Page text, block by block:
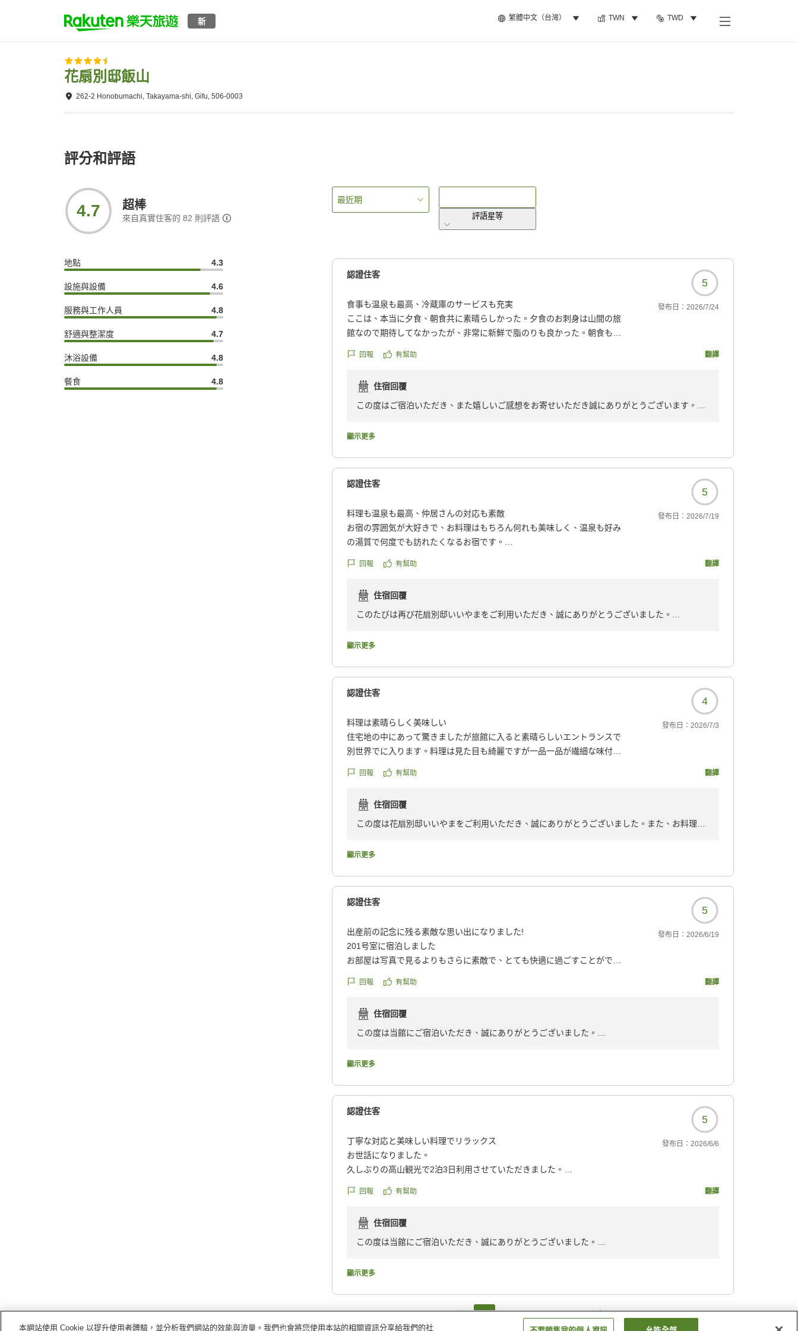
新 繁體中文（台灣） TWN TWD
花扇別邸飯山
262-2 Honobumachi, Takayama-shi, Gifu, 506-0003
評分和評語
4.7 超棒
來自真實住客的 82 則評語
地點 4.3
設施與設備 4.6
服務與工作人員 4.8
舒適與整潔度 4.7
沐浴設備 4.8
餐食 4.8
最近期
評語星等
認證住客
5
食事も温泉も最高、冷蔵庫のサービスも充実
ここは、本当に夕食、朝食共に素晴らしかった。夕食のお刺身は山間の旅
館なので期待してなかったが、非常に新鮮で脂のりも良かった。朝食も内
お風呂も大浴場の泉質がヌルヌルで肌がすべすべなりそうな感じで最高で
部屋には無料のソフトドリンク、ビールなどが冷蔵庫にあり、ありがたか
った^_^
クチコミの詳細はこちらから
reviewId=33123478187207
發布日： 2026/7/24
回報 有幫助 翻譯
住宿回覆
この度はご宿泊いただき、また嬉しいご感想をお寄せいただき誠にありがとうございます。お
らではの味覚をお楽しみいただけたことは、料理人にとっても何よりの励みでございます。
顯示更多
認證住客
5
料理も温泉も最高、仲居さんの対応も素敵
お宿の雰囲気が大好きで、お料理はもちろん何れも美味しく、温泉も好み
の湯質で何度でも訪れたくなるお宿です。
した。
https://review.travel.rakuten.co.jp/hotel/voice/53326?
reviewId=33123478146955
發布日： 2026/7/19
回報 有幫助 翻譯
住宿回覆
このたびは再び花扇別邸いいやまをご利用いただき、誠にありがとうございました。
葉を頂戴し、大変嬉しく存じます。また、係の接客につきましても温かいお言葉をいただき、
顯示更多
認證住客
4
料理は素晴らしく美味しい
住宅地の中にあって驚きましたが旅館に入ると素晴らしいエントランスで
別世界でに入ります。料理は見た目も綺麗ですが一品一品が繊細な味付け
た。飛騨の木にこだわった旅館ですが座椅子は硬くてゆったり感がなかっ
クチコミの詳細はこちらから
https://review.travel.rakuten.co.jp/hotel/voice/53326?
發布日： 2026/7/3
回報 有幫助 翻譯
住宿回覆
この度は花扇別邸いいやまをご利用いただき、誠にありがとうございました。また、お料理や
飛騨牛をはじめ、お料理をお楽しみいただけたご様子を大変嬉しく拝読いたしました。また、
またのお越しを心よりお待ち申し上げております。
顯示更多
認證住客
5
出産前の記念に残る素敵な思い出になりました!
201号室に宿泊しました
お部屋は写真で見るよりもさらに素敵で、とても快適に過ごすことができ
ろみのあるお湯が本当に気持ちよく、何度も入らせていただきました。
今回は出産前の最後の夫婦二人での旅行と、主人の30歳の誕生日を兼ねた
記念旅行でした。たくさんの宿をリサーチした中で、口コミの良さに惹か
るなど、最初から温かいおもてなしに感動しました。担当してくださった
せました。2日目の朝には、お茶の葉を温めた上品な香りがお部屋に広が
のお宿の魅力だと感じました。
妊娠中での宿泊だったため少し不安もありましたが、お気遣いいただき、
安心して過ごすことができました。出産前の大切な旅行をこちらのお宿で
お料理はボリューム満点で、飛騨牛はもちろん絶品でした。一品一品の盛
り付けや切り方にも工夫があり、見た目も華やかで、食べる前から楽しま
かいお心遣い、そして最後のお見送りでは見えなくなるまで手を振ってく
ださり、主人と「絶対にまた来ようね」と話していました。
發布日： 2026/6/19
回報 有幫助 翻譯
住宿回覆
この度は当館にご宿泊いただき、誠にありがとうございました。
で、大変嬉しく存じます。
顯示更多
認證住客
5
丁寧な対応と美味しい料理でリラックス
お世話になりました。
久しぶりの高山観光で2泊3日利用させていただきました。
出来ました。
がお腹いっぱいで苦しかったのですが、翌日は胸やけも無く体重だけが気
になりました。
https://review.travel.rakuten.co.jp/hotel/voice/53326?
發布日： 2026/6/6
回報 有幫助 翻譯
住宿回覆
この度は当館にご宿泊いただき、誠にありがとうございました。
また高山へお越しの際には、ぜひお立ち寄りくださいませ。
顯示更多
…
本網站使用 Cookie 以提升使用者體驗，並分析我們網站的效能與流量。我們也會將您使用本站的相關資訊分享給我們的社